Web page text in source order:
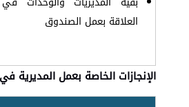
العلاقة بعمل الصندوق
الإنجازات الخاصة بعمل المديرية